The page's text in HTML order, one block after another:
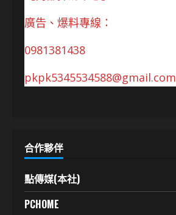
廣告、爆料專線：
0981381438
pkpk5345534588@gmail.com
合作夥伴
點傳媒(本社)
PCHOME